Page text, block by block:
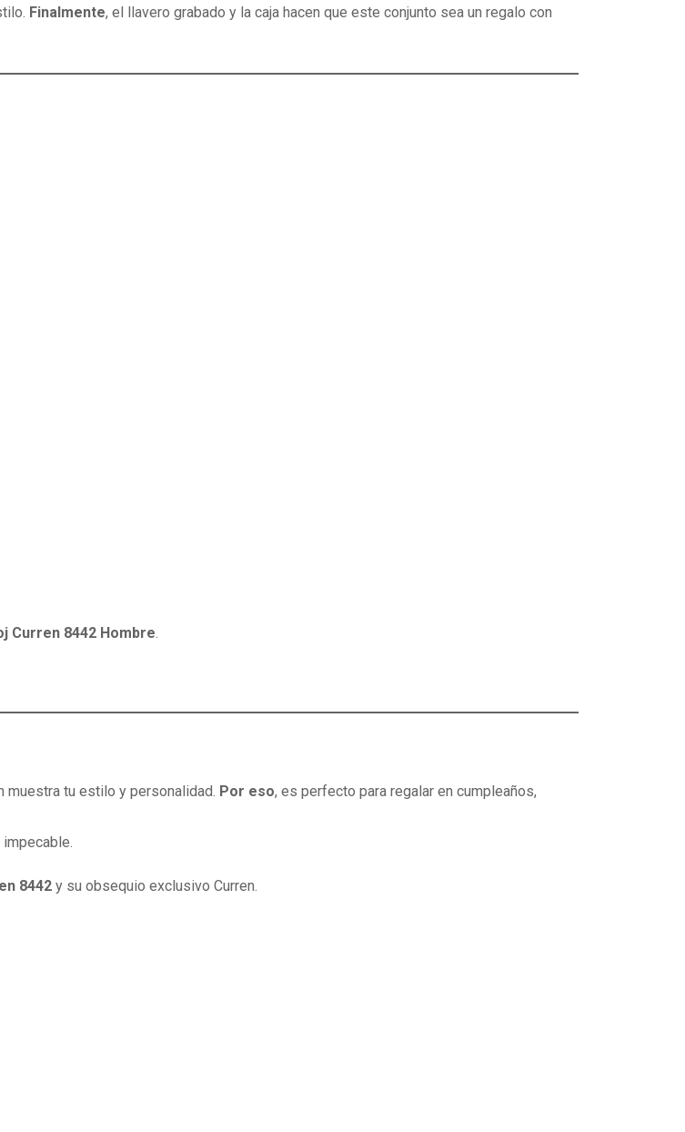
Finalmente, el llavero grabado y la caja hacen que este conjunto sea un regalo con
Curren 8442 Hombre.
muestra tu estilo y personalidad. Por eso, es perfecto para regalar en cumpleaños,
8442 y su obsequio exclusivo Curren.